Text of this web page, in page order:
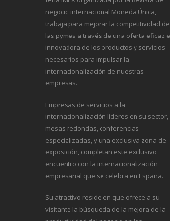
negocio internacional Moneda Única,
trabaja para mejorar la competitividad de
las pymes a través de una oferta eficaz e
innovadora de los productos y servicios
necesarios para impulsar la
internacionalización de nuestras
empresas.
Empresas de servicios a la
internacionalización líderes en su sector,
mesas redondas, conferencias
especializadas, y una exclusiva zona de
exposición, completan este exclusivo
encuentro con la internacionalización
empresarial que se celebra en España.
Su atractivo reside en que ofrece a su
visitante la búsqueda de la mejora de la